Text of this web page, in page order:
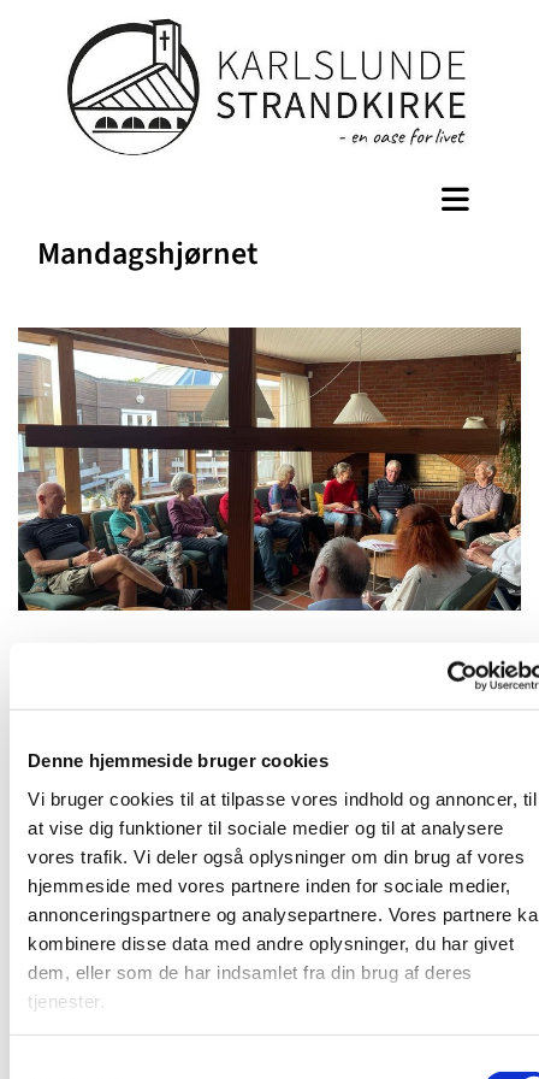
Denne hjemmeside bruger cookies
Vi bruger cookies til at tilpasse vores indhold og annoncer, til
at vise dig funktioner til sociale medier og til at analysere
vores trafik. Vi deler også oplysninger om din brug af vores
hjemmeside med vores partnere inden for sociale medier,
annonceringspartnere og analysepartnere. Vores partnere
kombinere disse data med andre oplysninger, du har givet
dem, eller som de har indsamlet fra din brug af deres
tjenester.
Mandagshjørnet
Karlslunde Strandkirke
Mandagshjørnet er en åben gruppe, der mødes mandag
aften til spisning, bibelstudie i grupper og hyggeligt
samvær. Alle er velkomne. Læs mereHER